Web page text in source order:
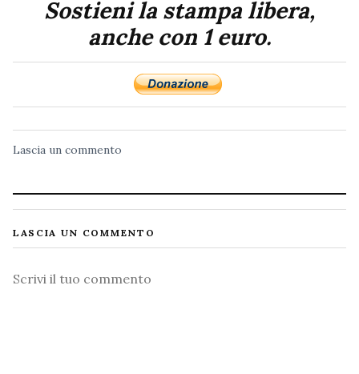
Sostieni la stampa libera,
anche con 1 euro.
Lascia un commento
LASCIA UN COMMENTO
Commento